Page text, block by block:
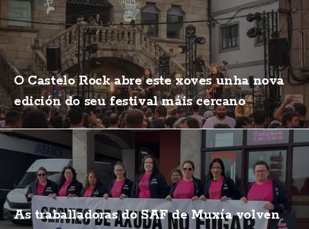
O Castelo Rock abre este xoves unha nova
edición do seu festival máis cercano
As traballadoras do SAF de Muxía volven